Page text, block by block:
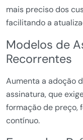
mais preciso dos
facilitando a
Modelos de
Recorrentes
Aumenta a adoção
assinatura, que
formação de preço,
contínuo.